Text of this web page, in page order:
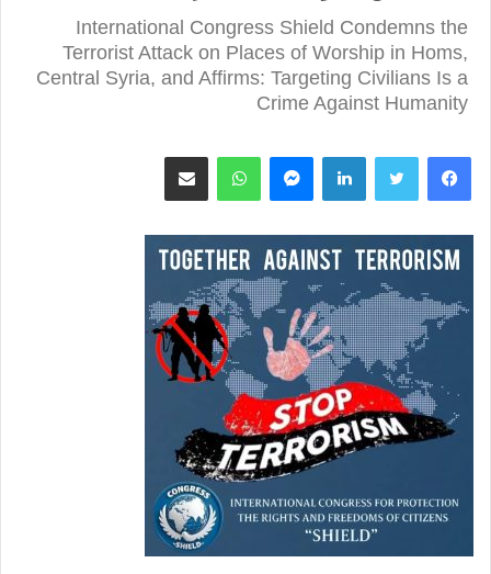
International Congress Shield Condemns the
Terrorist Attack on Places of Worship in Homs,
Central Syria, and Affirms: Targeting Civilians Is a
Crime Against Humanity
لينكدإن ماسنجر واتساب مشاركة عبر البريد